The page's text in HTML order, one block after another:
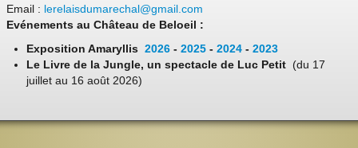
Email : lerelaisdumarechal@gmail.com
Evénements au Château de Beloeil :
Exposition Amaryllis 2026 - 2025 - 2024 - 2023
Le Livre de la Jungle, un spectacle de Luc Petit (du 17
juillet au 16 août 2026)